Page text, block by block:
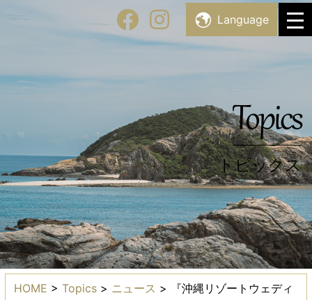
施設・スポット一覧 Language
Topics
トピックス
HOME > Topics > ニュース >
『沖縄リゾートウェディ